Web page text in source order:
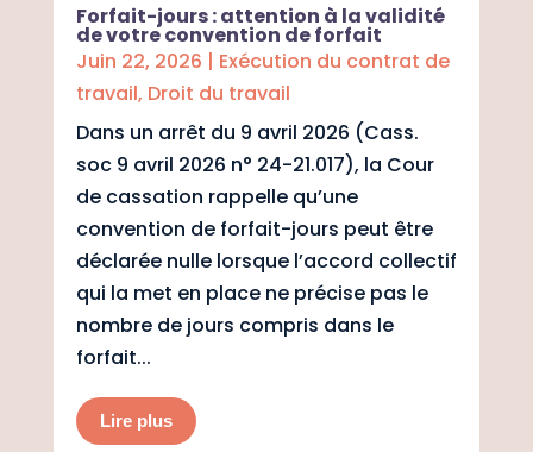
Forfait-jours : attention à la validité
de votre convention de forfait
Juin 22, 2026 | Exécution du contrat de
travail, Droit du travail
Dans un arrêt du 9 avril 2026 (Cass.
soc 9 avril 2026 n° 24-21.017), la Cour
de cassation rappelle qu’une
convention de forfait-jours peut être
déclarée nulle lorsque l’accord collectif
qui la met en place ne précise pas le
nombre de jours compris dans le
forfait...
Lire plus